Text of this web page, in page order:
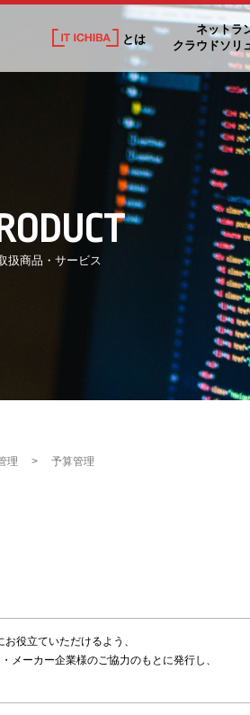
とは
ネットラ
クラウドソリ
扱商品・サービス
理 予算管理
役立ていただけるよう、
メーカー企業様のご協力のもとに発行し、